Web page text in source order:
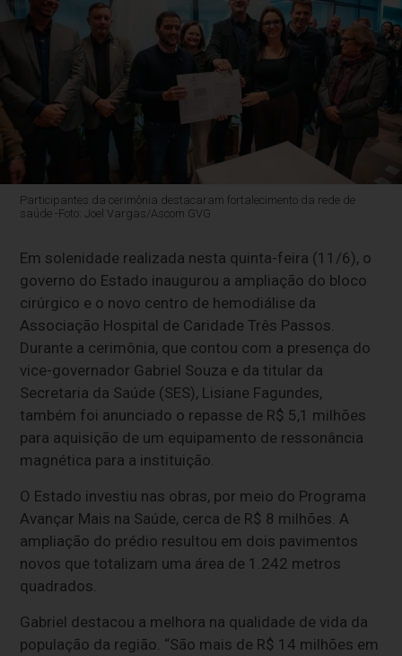
Participantes da cerimônia destacaram fortalecimento da rede de
saúde -Foto: Joel Vargas/Ascom GVG
Em solenidade realizada nesta quinta-feira (11/6), o
governo do Estado inaugurou a ampliação do bloco
cirúrgico e o novo centro de hemodiálise da
Associação Hospital de Caridade Três Passos.
Durante a cerimônia, que contou com a presença do
vice-governador Gabriel Souza e da titular da
Secretaria da Saúde (SES), Lisiane Fagundes,
também foi anunciado o repasse de R$ 5,1 milhões
para aquisição de um equipamento de ressonância
magnética para a instituição.
O Estado investiu nas obras, por meio do Programa
Avançar Mais na Saúde, cerca de R$ 8 milhões. A
ampliação do prédio resultou em dois pavimentos
novos que totalizam uma área de 1.242 metros
quadrados.
Gabriel destacou a melhora na qualidade de vida da
população da região. “São mais de R$ 14 milhões em